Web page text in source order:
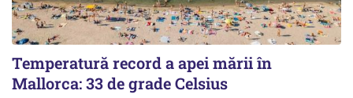
Temperatură record a apei mării în
Mallorca: 33 de grade Celsius